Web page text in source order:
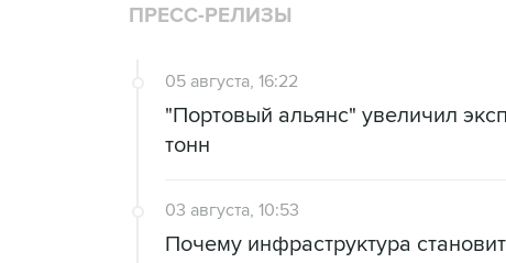
ПРЕСС-РЕЛИЗЫ
05 августа, 16:22
"Портовый альянс" увеличил
тонн
03 августа, 10:53
Почему инфраструктура